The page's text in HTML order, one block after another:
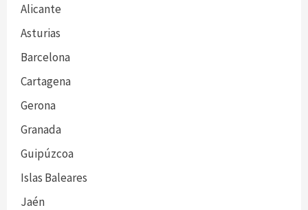
Alicante
Asturias
Barcelona
Cartagena
Gerona
Granada
Guipúzcoa
Islas Baleares
Jaén